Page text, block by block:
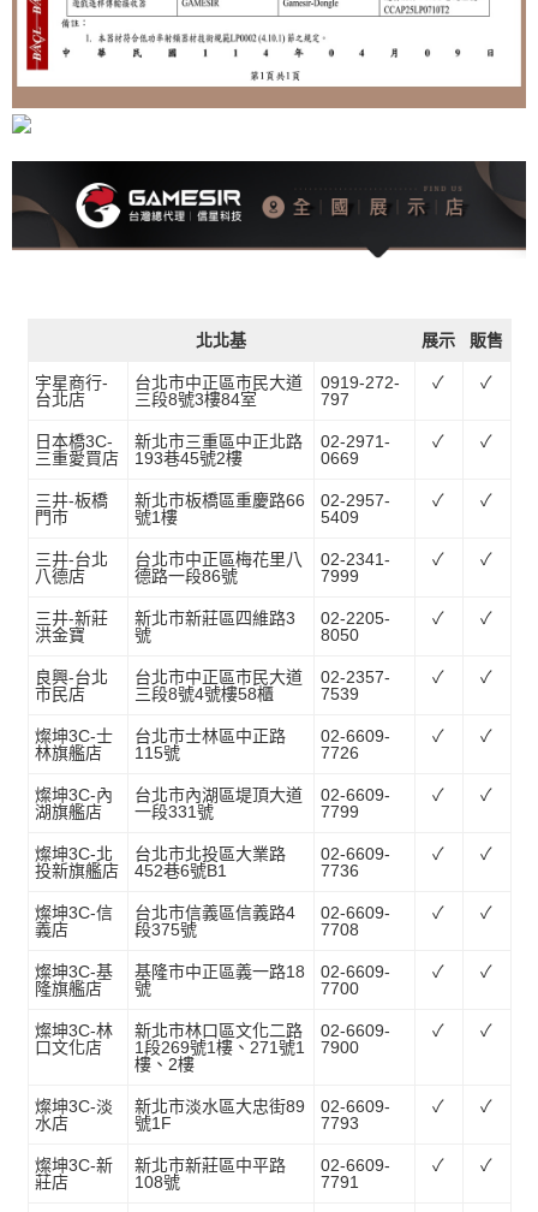
北北基 展示 販售
宇星商行-
台北店
台北市中正區市民大道
三段8號3樓84室
0919-272-
797
✓ ✓
日本橋3C-
三重愛買店
新北市三重區中正北路
193巷45號2樓
02-2971-
0669
✓ ✓
三井-板橋
門市
新北市板橋區重慶路66
號1樓
02-2957-
5409
✓ ✓
三井-台北
八德店
台北市中正區梅花里八
德路一段86號
02-2341-
7999
✓ ✓
三井-新莊
洪金寶
新北市新莊區四維路3
號
02-2205-
8050
✓ ✓
良興-台北
市民店
台北市中正區市民大道
三段8號4號樓58櫃
02-2357-
7539
✓ ✓
燦坤3C-士
林旗艦店
台北市士林區中正路
115號
02-6609-
7726
✓ ✓
燦坤3C-內
湖旗艦店
台北市內湖區堤頂大道
一段331號
02-6609-
7799
✓ ✓
燦坤3C-北
投新旗艦店
台北市北投區大業路
452巷6號B1
02-6609-
7736
✓ ✓
燦坤3C-信
義店
台北市信義區信義路4
段375號
02-6609-
7708
✓ ✓
燦坤3C-基
隆旗艦店
基隆市中正區義一路18
號
02-6609-
7700
✓ ✓
燦坤3C-林
口文化店
新北市林口區文化二路
1段269號1樓、271號1
樓、2樓
02-6609-
7900
✓ ✓
燦坤3C-淡
水店
新北市淡水區大忠街89
號1F
02-6609-
7793
✓ ✓
燦坤3C-新
莊店
新北市新莊區中平路
108號
02-6609-
7791
✓ ✓